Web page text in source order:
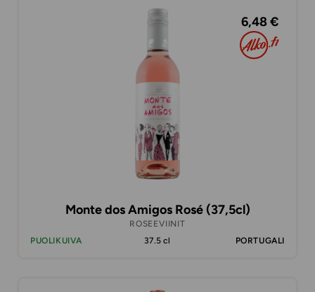
6,48 €
Monte dos Amigos Rosé (37,5cl)
ROSEEVIINIT
PUOLIKUIVA
37.5 cl PORTUGALI